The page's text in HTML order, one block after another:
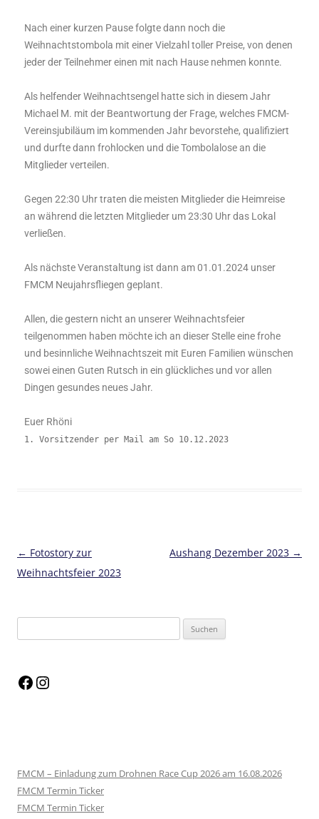
Nach einer kurzen Pause folgte dann noch die
Weihnachtstombola mit einer Vielzahl toller Preise, von denen
jeder der Teilnehmer einen mit nach Hause nehmen konnte.
Als helfender Weihnachtsengel hatte sich in diesem Jahr
Michael M. mit der Beantwortung der Frage, welches FMCM-
Vereinsjubiläum im kommenden Jahr bevorstehe, qualifiziert
und durfte dann frohlocken und die Tombolalose an die
Mitglieder verteilen.
Gegen 22:30 Uhr traten die meisten Mitglieder die Heimreise
an während die letzten Mitglieder um 23:30 Uhr das Lokal
verließen.
Als nächste Veranstaltung ist dann am 01.01.2024 unser
FMCM Neujahrsfliegen geplant.
Allen, die gestern nicht an unserer Weihnachtsfeier
teilgenommen haben möchte ich an dieser Stelle eine frohe
und besinnliche Weihnachtszeit mit Euren Familien wünschen
sowei einen Guten Rutsch in ein glückliches und vor allen
Dingen gesundes neues Jahr.
Euer Rhöni
1. Vorsitzender per Mail am So 10.12.2023
Beitragsnavigation
← Fotostory zur
Weihnachtsfeier 2023
Aushang Dezember 2023 →
FMCM – Einladung zum Drohnen Race Cup 2026 am 16.08.2026
FMCM Termin Ticker
FMCM Termin Ticker